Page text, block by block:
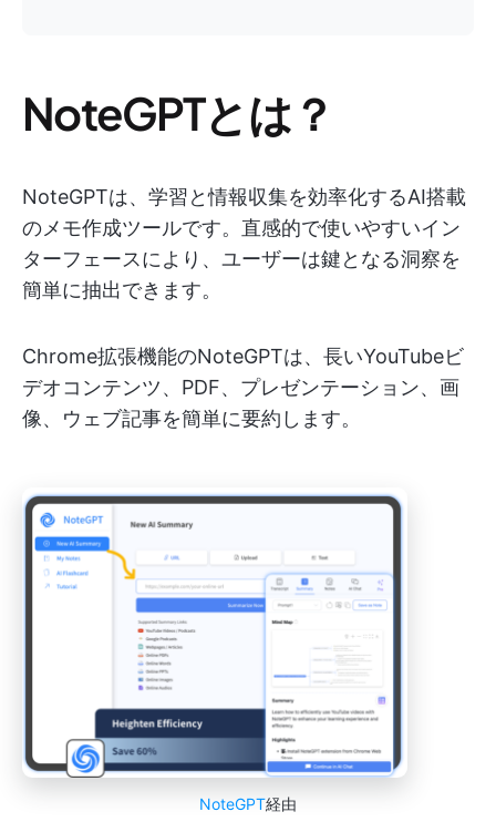
NoteGPTとは？
NoteGPTは、学習と情報収集を効率化するAI搭載
のメモ作成ツールです。直感的で使いやすいイン
ターフェースにより、ユーザーは鍵となる洞察を
簡単に抽出できます。
Chrome拡張機能のNoteGPTは、長いYouTubeビ
デオコンテンツ、PDF、プレゼンテーション、画
像、ウェブ記事を簡単に要約します。
NoteGPT経由